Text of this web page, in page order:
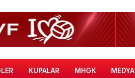
KUPALAR MHGK MEDYA